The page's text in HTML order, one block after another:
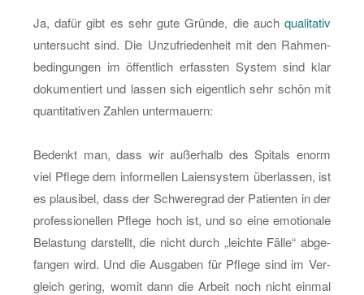
Ja, dafür gibt es sehr gute Grün­de, die auch qua­li­ta­tiv
un­ter­sucht sind. Die Un­zu­frie­den­heit mit den Rah­men­
be­din­gun­gen im öf­fent­lich er­fass­ten Sys­tem sind klar
do­ku­men­tiert und las­sen sich ei­gent­lich sehr schön mit
quan­ti­ta­ti­ven Zah­len un­ter­mau­ern:
Be­denkt man, dass wir au­ßer­halb des Spi­tals enorm
viel Pfle­ge dem in­for­mel­len Lai­en­sys­tem über­las­sen, ist
es plau­si­bel, dass der Schwe­re­grad der Pa­ti­en­ten in der
pro­fes­sio­nel­len Pfle­ge hoch ist, und so eine emo­tio­na­le
Be­las­tung dar­stellt, die nicht durch „leich­te Fälle“ ab­ge­
fan­gen wird. Und die Aus­ga­ben für Pfle­ge sind im Ver­
gleich ge­ring, womit dann die Ar­beit noch nicht ein­mal